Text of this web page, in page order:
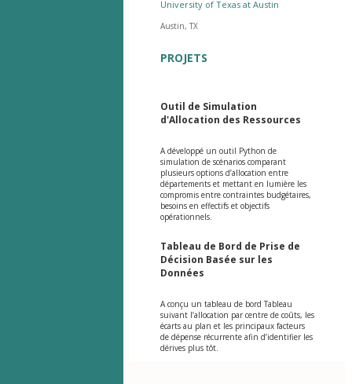
University of Texas at Austin
Austin, TX
PROJETS
Outil de Simulation
d'Allocation des Ressources
A développé un outil Python de
simulation de scénarios comparant
plusieurs options d’allocation entre
départements et mettant en lumière les
compromis entre contraintes budgétaires,
besoins en effectifs et objectifs
opérationnels.
Tableau de Bord de Prise de
Décision Basée sur les
Données
A conçu un tableau de bord Tableau
suivant l’allocation par centre de coûts, les
écarts au plan et les principaux facteurs
de dépense récurrente afin d’identifier les
dérives plus tôt.